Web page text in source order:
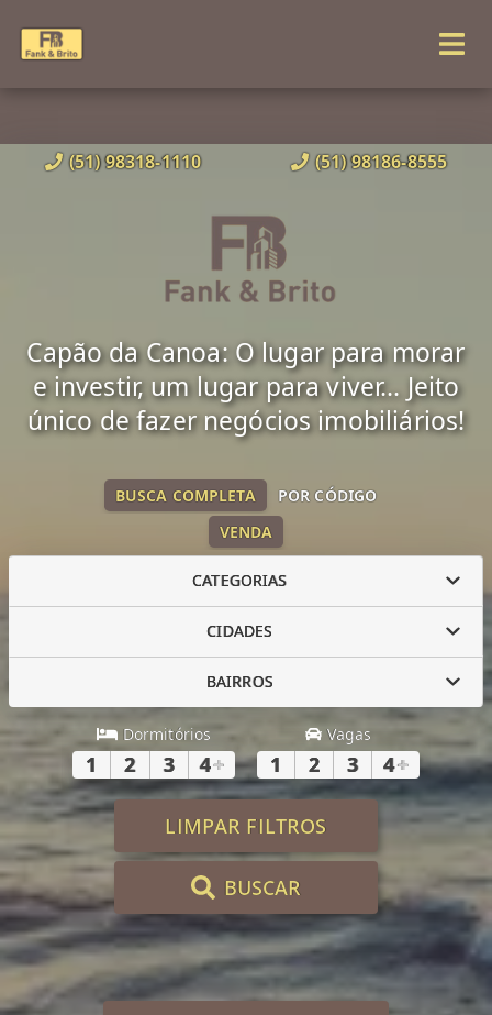
(51) 98318-1110 (51) 98186-8555
Capão da Canoa: O lugar para morar
e investir, um lugar para viver... Jeito
único de fazer negócios imobiliários!
VENDA
BUSCA COMPLETA POR CÓDIGO
CATEGORIAS
CIDADES
BAIRROS
Dormitórios
1 2 3 4+
Vagas
1 2 3 4+
LIMPAR FILTROS
BUSCAR